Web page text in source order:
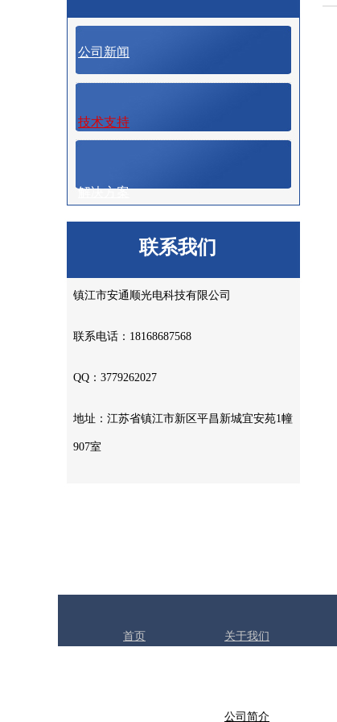
联系我们
公司新闻
技术支持
解决方案
镇江市安通顺光电科技有限公司
联系电话：18168687568
QQ：3779262027
地址：江苏省镇江市新区平昌新城宜安苑1幢
907室
首页 关于我们
公司简介